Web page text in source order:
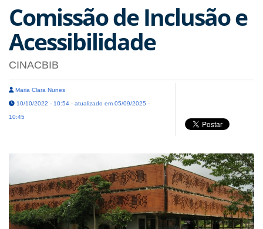
Comissão de Inclusão e
Acessibilidade
CINACBIB
Maria Clara Nunes
10/10/2022 - 10:54 - atualizado em 05/09/2025 -
10:45